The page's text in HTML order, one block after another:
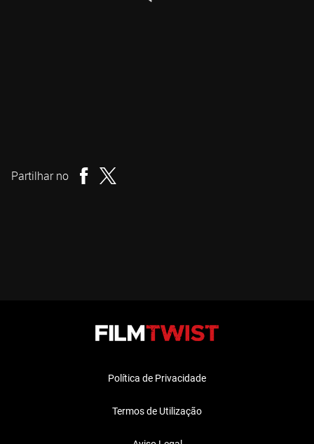
Partilhar no
Política de Privacidade
Termos de Utilização